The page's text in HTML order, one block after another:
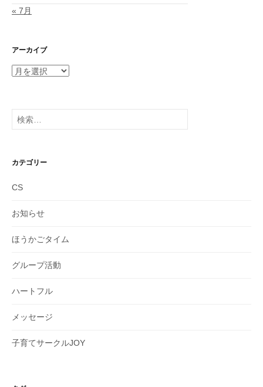
« 7月
アーカイブ
ア
イ
ブ
検
索:
カテゴリー
CS
お知らせ
ほうかごタイム
グループ活動
ハートフル
メッセージ
子育てサークルJOY